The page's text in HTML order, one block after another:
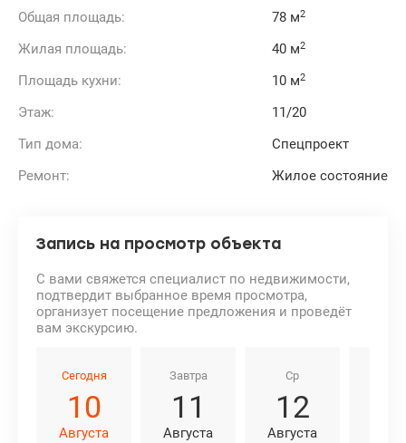
Общая площадь:
78 м2
Жилая площадь: 40 м2
Площадь кухни: 10 м2
Этаж:
11/20
Тип дома:
Спецпроект
Ремонт:
Жилое состояние
Запись на просмотр объекта
С вами свяжется специалист по недвижимости,
подтвердит выбранное время просмотра,
организует посещение предложения и проведёт
вам экскурсию.
Сегодня
10
Августа
Завтра
11
Августа
Ср
12
Августа